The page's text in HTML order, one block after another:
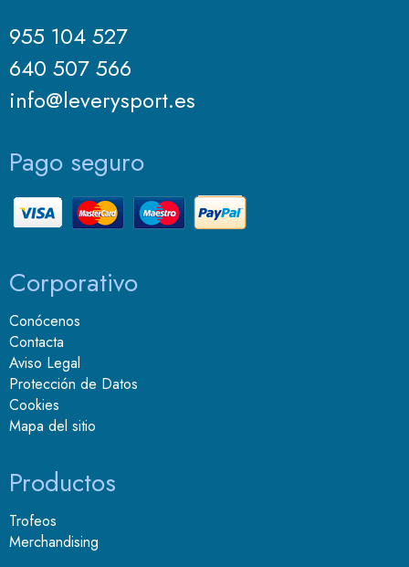
955 104 527
640 507 566
info@leverysport.es
Pago seguro
Corporativo
Conócenos
Contacta
Aviso Legal
Protección de Datos
Cookies
Mapa del sitio
Productos
Trofeos
Merchandising